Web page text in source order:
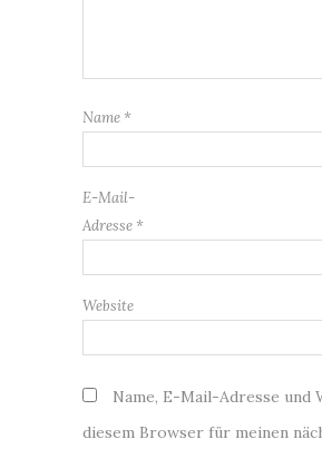
Name *
E-Mail-
Adresse *
Website
Name, E-Mail-Adresse und
diesem Browser für meinen